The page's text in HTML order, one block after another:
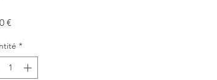
€
*